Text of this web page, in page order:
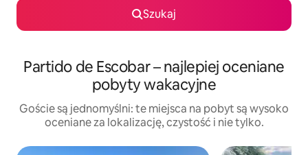
Szukaj
Partido de Escobar – najlepiej oceniane
pobyty wakacyjne
Goście są jednomyślni: te miejsca na pobyt są wysoko
oceniane za lokalizację, czystość i nie tylko.